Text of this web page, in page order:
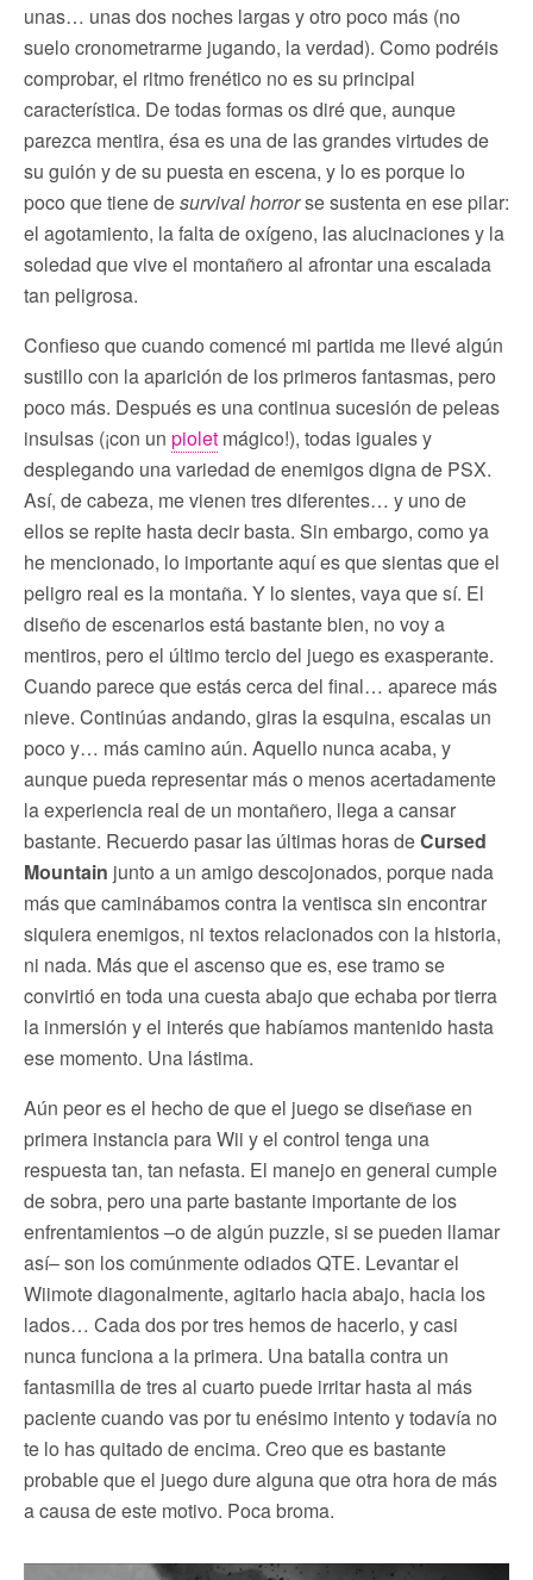
unas… unas dos noches largas y otro poco más (no
suelo cronometrarme jugando, la verdad). Como podréis
comprobar, el ritmo frenético no es su principal
característica. De todas formas os diré que, aunque
parezca mentira, ésa es una de las grandes virtudes de
su guión y de su puesta en escena, y lo es porque lo
poco que tiene desurvival horrorse sustenta en ese pilar:
el agotamiento, la falta de oxígeno, las alucinaciones y la
soledad que vive el montañero al afrontar una escalada
tan peligrosa.
Confieso que cuando comencé mi partida me llevé algún
sustillo con la aparición de los primeros fantasmas, pero
poco más. Después es una continua sucesión de peleas
insulsas (¡con un piolet mágico!), todas iguales y
desplegando una variedad de enemigos digna de PSX.
Así, de cabeza, me vienen tres diferentes… y uno de
ellos se repite hasta decir basta. Sin embargo, como ya
he mencionado, lo importante aquí es que sientas que el
peligro real es la montaña. Y lo sientes, vaya que sí. El
diseño de escenarios está bastante bien, no voy a
mentiros, pero el último tercio del juego es exasperante.
Cuando parece que estás cerca del final… aparece más
nieve. Continúas andando, giras la esquina, escalas un
poco y… más camino aún. Aquello nunca acaba, y
aunque pueda representar más o menos acertadamente
la experiencia real de un montañero, llega a cansar
bastante. Recuerdo pasar las últimas horas deCursed
Mountain junto a un amigo descojonados, porque nada
más que caminábamos contra la ventisca sin encontrar
siquiera enemigos, ni textos relacionados con la historia,
ni nada. Más que el ascenso que es, ese tramo se
convirtió en toda una cuesta abajo que echaba por tierra
la inmersión y el interés que habíamos mantenido hasta
ese momento. Una lástima.
Aún peor es el hecho de que el juego se diseñase en
primera instancia para Wii y el control tenga una
respuesta tan, tan nefasta. El manejo en general cumple
de sobra, pero una parte bastante importante de los
enfrentamientos –o de algún puzzle, si se pueden llamar
así– son los comúnmente odiados QTE. Levantar el
Wiimote diagonalmente, agitarlo hacia abajo, hacia los
lados… Cada dos por tres hemos de hacerlo, y casi
nunca funciona a la primera. Una batalla contra un
fantasmilla de tres al cuarto puede irritar hasta al más
paciente cuando vas por tu enésimo intento y todavía no
te lo has quitado de encima. Creo que es bastante
probable que el juego dure alguna que otra hora de más
a causa de este motivo. Poca broma.